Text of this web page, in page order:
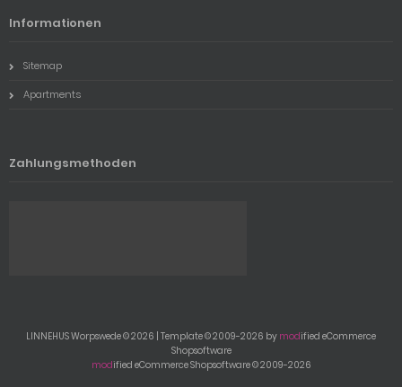
Informationen
Sitemap
Apartments
Zahlungsmethoden
LINNEHUS Worpswede © 2026 | Template © 2009-2026 by modified eCommerce
Shopsoftware
modified eCommerce Shopsoftware © 2009-2026